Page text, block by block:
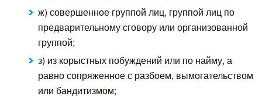
ж) совершенное группой лиц, группой лиц по
предварительному сговору или организованной
группой;
з) из корыстных побуждений или по найму, а
равно сопряженное с разбоем, вымогательством
или бандитизмом;